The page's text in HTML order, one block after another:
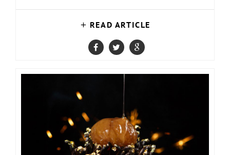
READ ARTICLE